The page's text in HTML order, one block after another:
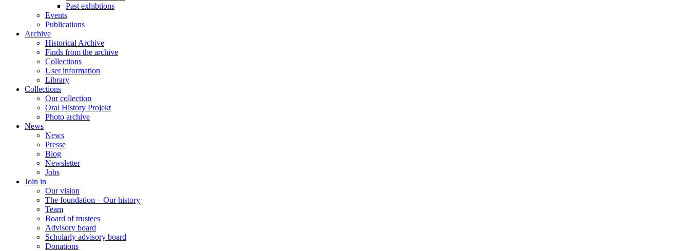
Past exhibtions
Events
Publications
Archive
Historical Archive
Finds from the archive
Collections
User information
Library
Collections
Our collection
Oral History Projekt
Photo archive
News
News
Presse
Blog
Newsletter
Jobs
Join in
Our vision
The foundation – Our history
Team
Board of trustees
Advisory board
Scholarly advisory board
Donations